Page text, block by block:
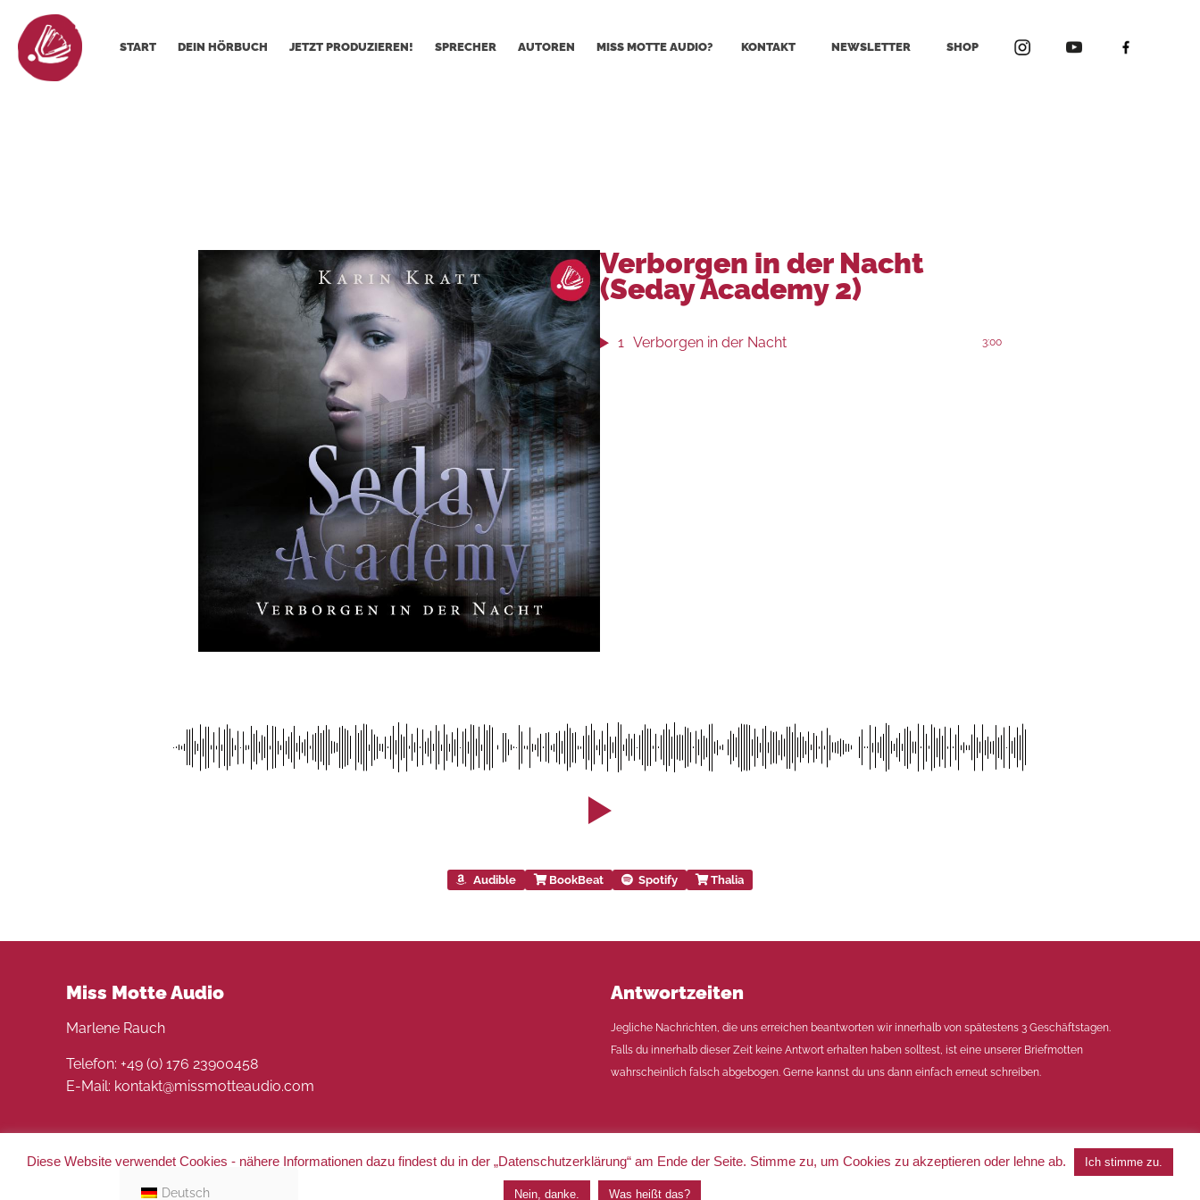
START DEIN HÖRBUCH JETZT PRODUZIEREN! SPRECHER AUTOREN MISS MOTTE AUDIO? KONTAKT NEWSLETTER SHOP
Verborgen in der Nacht
(Seday Academy 2)
1 Verborgen in der Nacht 3:00
Audible BookBeat Spotify Thalia
Miss Motte Audio
Marlene Rauch
Telefon: +49 (0) 176 23900458
E-Mail: kontakt@missmotteaudio.com
Antwortzeiten
Jegliche Nachrichten, die uns erreichen beantworten wir innerhalb von spätestens 3 Geschäftstagen.
Falls du innerhalb dieser Zeit keine Antwort erhalten haben solltest, ist eine unserer Briefmotten
wahrscheinlich falsch abgebogen. Gerne kannst du uns dann einfach erneut schreiben.
Datenschutz
Diese Website verwendet Cookies - nähere Informationen dazu findest du in der „Datenschutzerklärung“ am Ende der Seite. Stimme zu, um Cookies zu akzeptieren oder lehne ab. Ich stimme zu.
Nein, danke. Was heißt das?
Deutsch